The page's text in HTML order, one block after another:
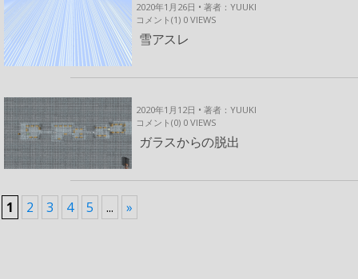
2020年1月26日 • 著者：YUUKI
コメント(1) 0 VIEWS
雪アスレ
2020年1月12日 • 著者：YUUKI
コメント(0) 0 VIEWS
ガラスからの脱出
1 2 3 4 5 ... »